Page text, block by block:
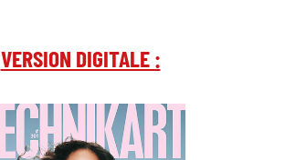
VERSION DIGITALE :